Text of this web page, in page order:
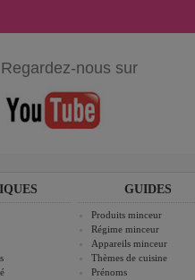
Regardez-nous sur
GUIDES
Produits minceur
Régime minceur
Appareils minceur
Thèmes de cuisine
Prénoms